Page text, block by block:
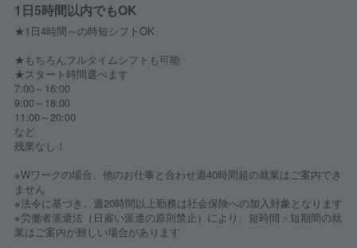
1日5時間以内でもOK
★1日4時間～の時短シフトOK
★もちろんフルタイムシフトも可能
★スタート時間選べます
7:00～16:00
9:00～18:00
11:00～20:00
など
残業なし！
※Wワークの場合、他のお仕事と合わせ週40時間超の就業はご案内でき
ません
※法令に基づき、週20時間以上勤務は社会保険への加入対象となります
※労働者派遣法（日雇い派遣の原則禁止）により、短時間・短期間の就
業はご案内が難しい場合があります